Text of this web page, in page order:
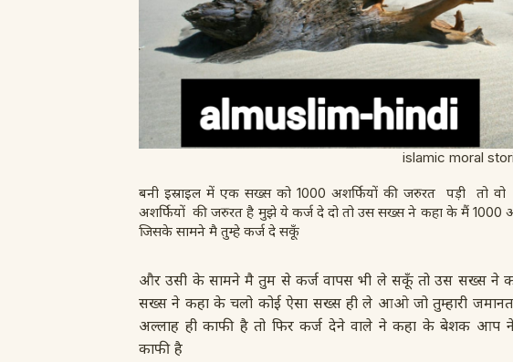
islamic moral
बनी इस्राइल में एक सख्स को 1000 अशर्फियों की जरुरत पड़ी
अशर्फियों की जरुरत है मुझे ये कर्ज दे दो तो उस सख्स ने कहा के मैं 1000
जिसके सामने मै तुम्हे कर्ज दे सकूँ
और उसी के सामने मै तुम से कर्ज वापस भी ले सकूँ तो उस सख्स ने
सख्स ने कहा के चलो कोई ऐसा सख्स ही ले आओ जो तुम्हारी
अल्लाह ही काफी है तो फिर कर्ज देने वाले ने कहा के बेशक आप
काफी है